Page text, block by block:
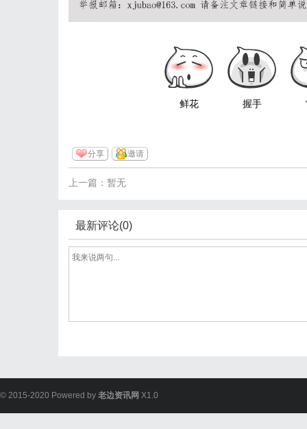
鲜花 握手
分享 邀请
上一篇：暂无
最新评论(0)
© 2015-2020 Powered by 老边资讯网 X1.0